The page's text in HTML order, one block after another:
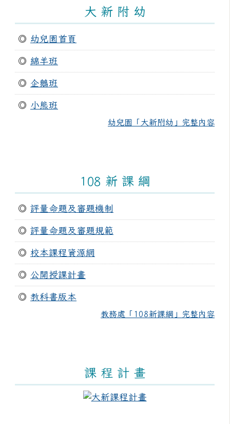
大 新 附 幼
◎ 幼兒園首頁
◎ 綿羊班
◎ 企鵝班
◎ 小熊班
幼兒園「大新附幼」完整內容
108 新 課 綱
◎ 評量命題及審題機制
◎ 評量命題及審題規範
◎ 校本課程資源網
◎ 公開授課計畫
◎ 教科書版本
教務處「108新課綱」完整內容
課 程 計 畫